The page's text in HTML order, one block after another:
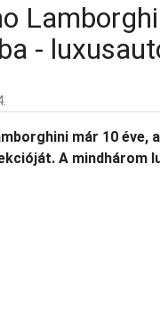
-
már 10 éve,
A mindhárom